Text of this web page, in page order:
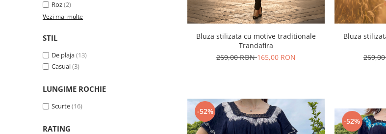
Roz(2)
Vezi mai multe
STIL
De plaja(13)
Casual(3)
LUNGIME ROCHIE
Scurte(16)
RATING
Bluza stilizata cu motive traditionale
Trandafira
269,00 RON165,00 RON
Bluza
-52%
-52%